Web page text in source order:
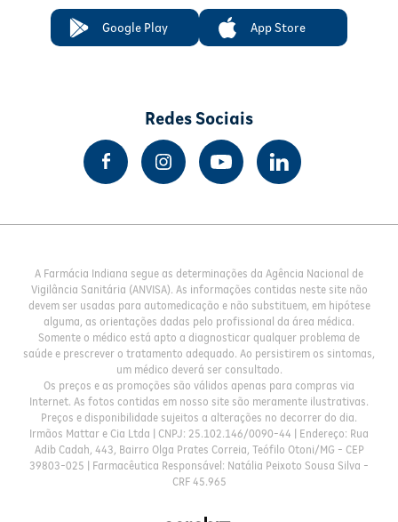
Google Play App Store
Redes Sociais
A Farmácia Indiana segue as determinações da Agência Nacional de
Vigilância Sanitária (ANVISA). As informações contidas neste site não
devem ser usadas para automedicação e não substituem, em hipótese
alguma, as orientações dadas pelo profissional da área médica.
Somente o médico está apto a diagnosticar qualquer problema de
saúde e prescrever o tratamento adequado. Ao persistirem os sintomas,
um médico deverá ser consultado.
Os preços e as promoções são válidos apenas para compras via
Internet. As fotos contidas em nosso site são meramente ilustrativas.
Preços e disponibilidade sujeitos a alterações no decorrer do dia.
Irmãos Mattar e Cia Ltda | CNPJ: 25.102.146/0090-44 | Endereço: Rua
Adib Cadah, 443, Bairro Olga Prates Correia, Teófilo Otoni/MG - CEP
39803-025 | Farmacêutica Responsável: Natália Peixoto Sousa Silva -
CRF 45.965